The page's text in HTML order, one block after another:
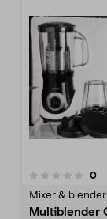
0
Mixer & blender
Multiblender
0.0 av 5